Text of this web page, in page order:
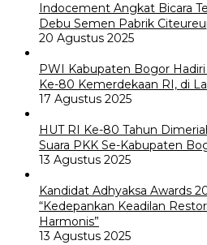
Indocement Angkat Bicara
Debu Semen Pabrik
20 Agustus 2025
PWI Kabupaten Bogor
Ke-80 Kemerdekaan RI, di
17 Agustus 2025
HUT RI Ke-80 Tahun
Suara PKK Se-Kabupaten
13 Agustus 2025
Kandidat Adhyaksa Awards
“Kedepankan Keadilan
Harmonis”
13 Agustus 2025